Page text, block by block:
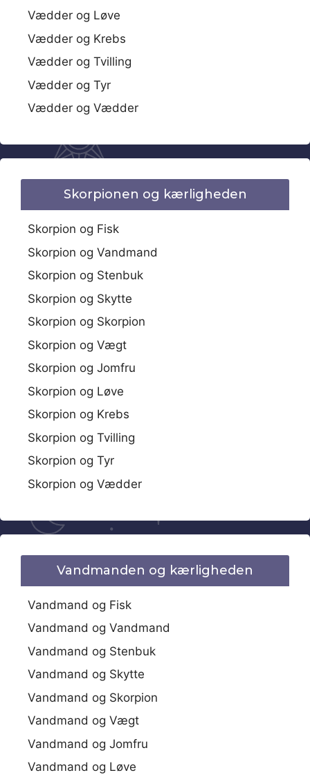
Vædder og Løve
Vædder og Krebs
Vædder og Tvilling
Vædder og Tyr
Vædder og Vædder
Skorpionen og kærligheden
Skorpion og Fisk
Skorpion og Vandmand
Skorpion og Stenbuk
Skorpion og Skytte
Skorpion og Skorpion
Skorpion og Vægt
Skorpion og Jomfru
Skorpion og Løve
Skorpion og Krebs
Skorpion og Tvilling
Skorpion og Tyr
Skorpion og Vædder
Vandmanden og kærligheden
Vandmand og Fisk
Vandmand og Vandmand
Vandmand og Stenbuk
Vandmand og Skytte
Vandmand og Skorpion
Vandmand og Vægt
Vandmand og Jomfru
Vandmand og Løve